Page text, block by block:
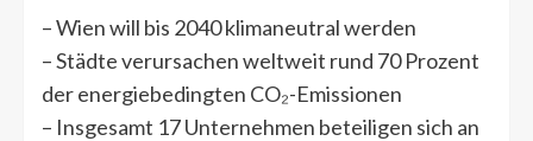
– Wien will bis 2040 klimaneutral werden
– Städte verursachen weltweit rund 70 Prozent
der energiebedingten CO₂-Emissionen
– Insgesamt 17 Unternehmen beteiligen sich an